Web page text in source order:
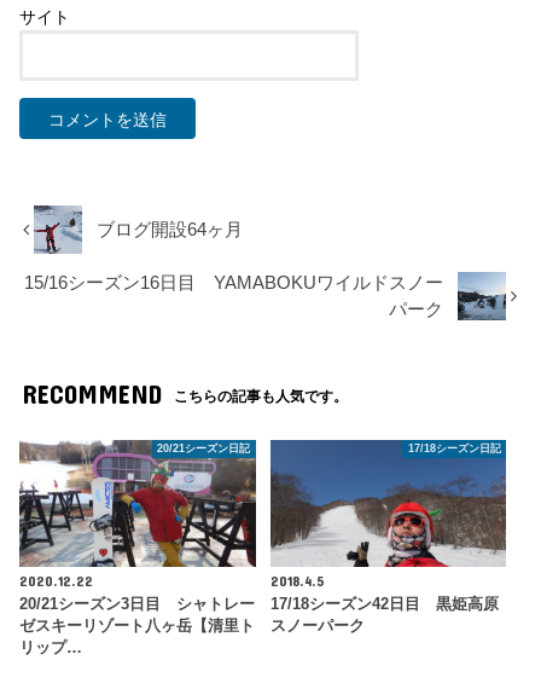
サイト
ブログ開設64ヶ月
15/16シーズン16日目 YAMABOKUワイルドスノー
パーク
RECOMMEND こちらの記事も人気です。
20/21シーズン日記
2020.12.22
20/21シーズン3日目 シャトレー
ゼスキーリゾート八ヶ岳【清里ト
リップ…
17/18シーズン日記
2018.4.5
17/18シーズン42日目 黒姫高原
スノーパーク